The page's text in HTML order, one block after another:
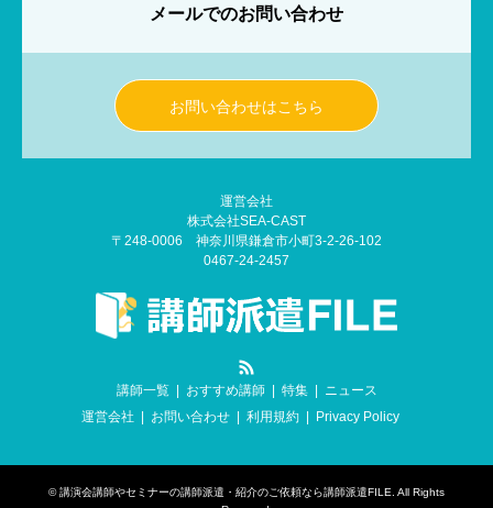
メールでのお問い合わせ
お問い合わせはこちら
運営会社
株式会社SEA-CAST
〒248-0006 神奈川県鎌倉市小町3-2-26-102
0467-24-2457
講師一覧
おすすめ講師 特集
ニュース
運営会社
お問い合わせ 利用規約 Privacy Policy
©講演会講師やセミナーの講師派遣・紹介のご依頼なら講師派遣FILE . All Rights